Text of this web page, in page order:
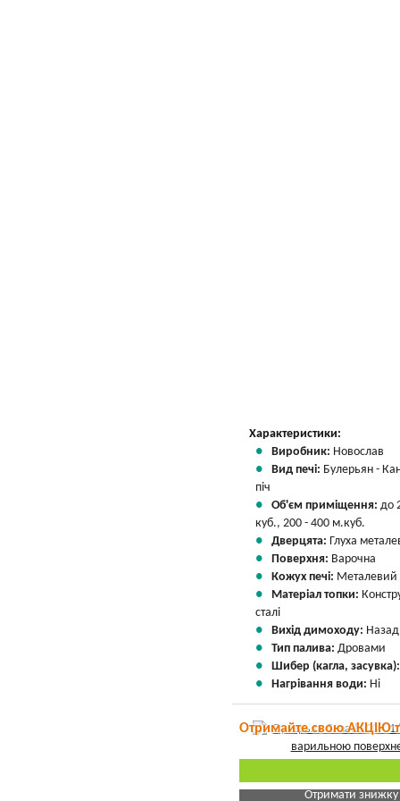
Характеристики:
Виробник: Новослав
Вид печі: Булерьян -
піч
Об'єм приміщення: до
куб., 200 - 400 м.куб.
Дверцята: Глуха
Поверхня: Варочна
Кожух печі: Металевий
Матеріал топки:
сталі
Вихід димоходу: Назад
Тип палива: Дровами
Шибер (кагла,
Нагрівання води: Ні
Отримайте свою АКЦІЮ
Отримати знижку